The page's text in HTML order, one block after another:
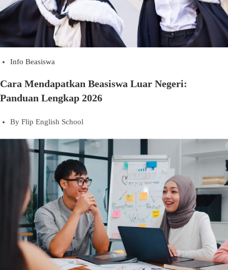
Info Beasiswa
Cara Mendapatkan Beasiswa Luar Negeri:
Panduan Lengkap 2026
By Flip English School